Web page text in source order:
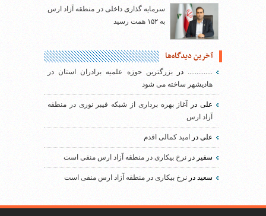
سرمایه گذاری داخلی در منطقه آزاد ارس
به ۱۵۲ همت رسید
آخرین دیدگاه‌ها
..............دربزرگترین حوزه علمیه برادران استان در
هادیشهر ساخته می شود
علیدر
آغاز بهره برداری از شبکه فیبر نوری در منطقه
آزاد ارس
علی در امید کمالی اقدم
سفیر در نرخ بیکاری در منطقه آزاد ارس منفی است
سعید در نرخ بیکاری در منطقه آزاد ارس منفی است